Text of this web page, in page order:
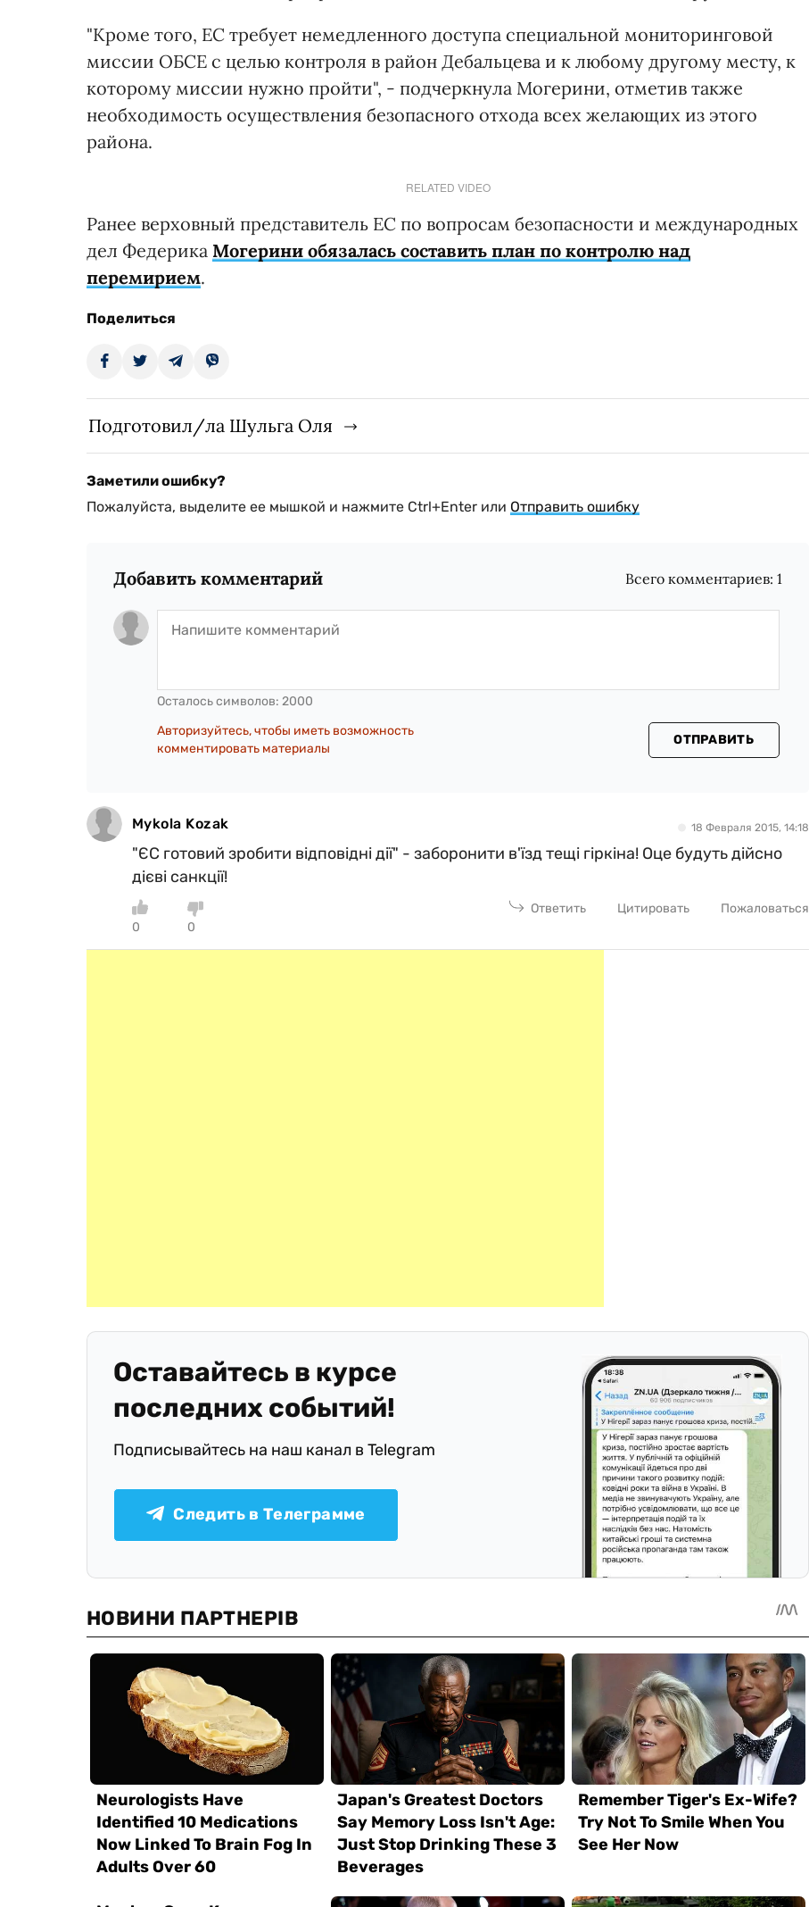
"Кроме того, ЕС требует немедленного доступа специальной мониторинговой
миссии ОБСЕ с целью контроля в район Дебальцева и к любому другому месту, к
которому миссии нужно пройти", - подчеркнула Могерини, отметив также
необходимость осуществления безопасного отхода всех желающих из этого
района.
RELATED VIDEO
Ранее верховный представитель ЕС по вопросам безопасности и международных
дел Федерика Могерини обязалась составить план по контролю над
перемирием.
Поделиться
Подготовил/ла Шульга Оля
Заметили ошибку?
Пожалуйста, выделите ее мышкой и нажмите Ctrl+Enter или Отправить ошибку
Добавить комментарий Всего комментариев:1
Осталось символов: 2000
Авторизуйтесь, чтобы иметь возможность
комментировать материалы
ОТПРАВИТЬ
Mykola Kozak 18 Февраля 2015, 14:18
"ЄС готовий зробити відповідні дії" - заборонити в'їзд тещі гіркіна! Оце будуть дійсно
дієві санкції!
0 0
Ответить Цитировать Пожаловаться
Оставайтесь в курсе
последних событий!
Подписывайтесь на наш канал в Telegram
Следить в Телеграмме